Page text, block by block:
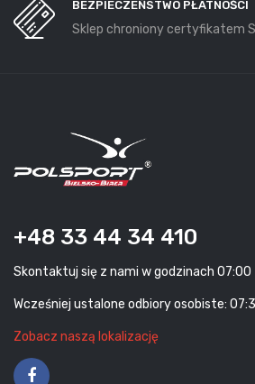
BEZPIECZEŃSTWO PŁATNOŚCI
Sklep chroniony certyfikatem
+48 33 44 34 410
Skontaktuj się z nami w godzinach 07:00
Wcześniej ustalone odbiory osobiste:
Zobacz naszą lokalizację